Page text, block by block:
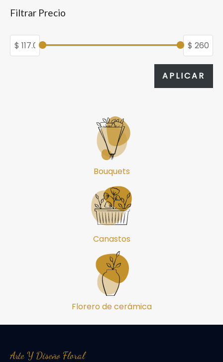
Filtrar Precio
APLICAR
Bouquets
Canastos
Florero de cerámica
Arte Y Diseño Floral